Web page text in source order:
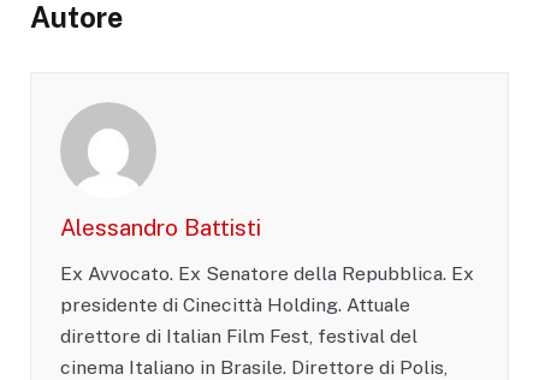
Autore
Alessandro Battisti
Ex Avvocato. Ex Senatore della Repubblica. Ex
presidente di Cinecittà Holding. Attuale
direttore di Italian Film Fest, festival del
cinema Italiano in Brasile. Direttore di Polis,